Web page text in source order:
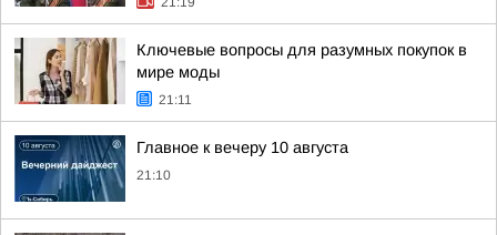
Ключевые вопросы для разумных покупок в
мире моды
21:11
Главное к вечеру 10 августа
21:10